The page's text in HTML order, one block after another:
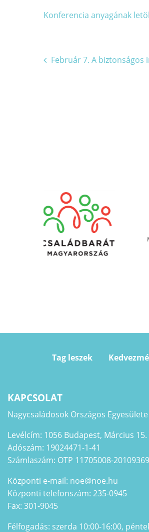
Konferencia anyagának
Bejegyzés
Február 7. A biztonságos
Tag leszek
KAPCSOLAT
Nagycsaládosok Országos Egyesülete
Levélcím: 1056 Budapest, Március
Adószám: 19024471-1-41
Számlaszám: OTP 11705008-20109369
Központi e-mail: noe@noe.hu
Központi telefonszám: 235-0945
Fax: 301-9045
Félfogadás: szerda 10:00-16:00,